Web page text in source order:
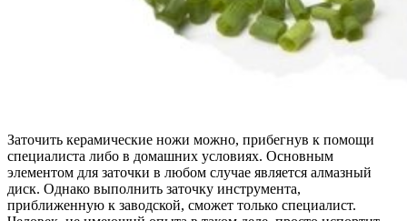
Заточить керамические ножи можно, прибегнув к помощи
специалиста либо в домашних условиях. Основным
элементом для заточки в любом случае является алмазный
диск. Однако выполнить заточку инструмента,
приближенную к заводской, сможет только специалист.